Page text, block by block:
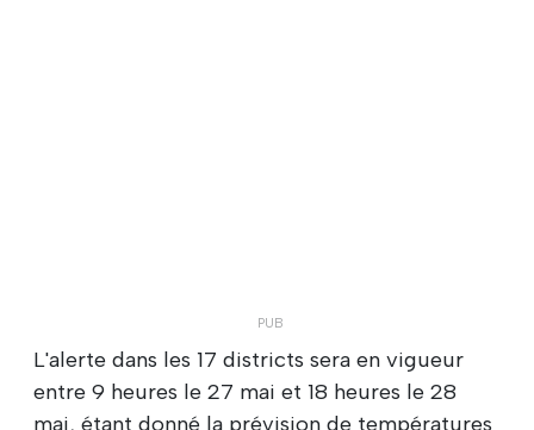
L'alerte dans les 17 districts sera en vigueur
entre 9 heures le 27 mai et 18 heures le 28
mai, étant donné la prévision de températures